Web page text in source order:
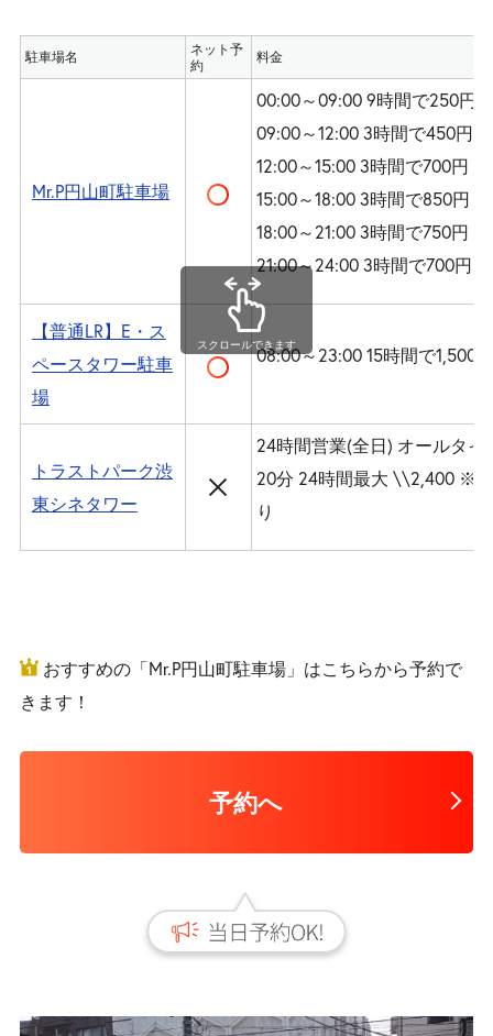
駐車場名
ネット予
約
料金
Mr.P円山町駐車場
00:00～09:00 9時間で250円
09:00～12:00 3時間で450円
12:00～15:00 3時間で700円
15:00～18:00 3時間で850円
18:00～21:00 3時間で750円
21:00～24:00 3時間で700円
【普通LR】E・ス
ペースタワー駐車
場
08:00～23:00 15時間で1,500円
トラストパーク渋
東シネタワー
24時間営業(全日) オールタ
20分 24時間最大 \\2,400 ※
り
スクロールできます
おすすめの「Mr.P円山町駐車場」はこちらから予約で
きます！
予約へ